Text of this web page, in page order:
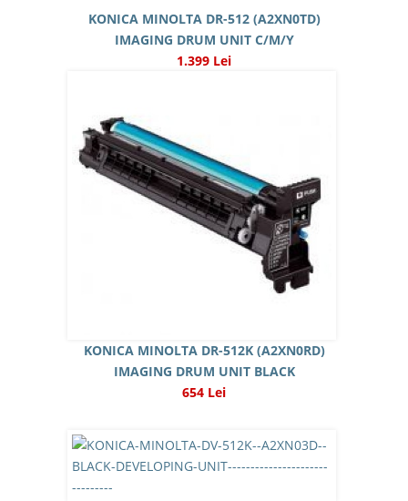
KONICA MINOLTA DR-512 (A2XN0TD)
IMAGING DRUM UNIT C/M/Y
1.399 Lei
KONICA MINOLTA DR-512K (A2XN0RD)
IMAGING DRUM UNIT BLACK
654 Lei